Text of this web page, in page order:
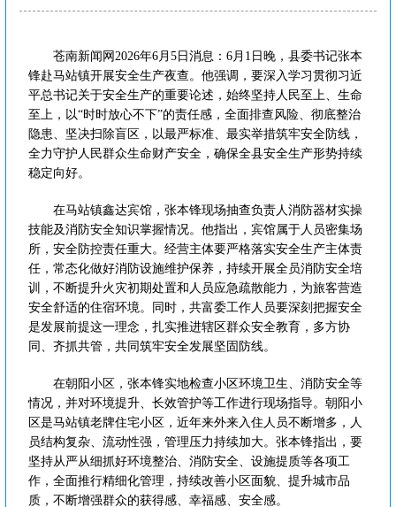
苍南新闻网2026年6月5日消息：6月1日晚，县委书记张本
锋赴马站镇开展安全生产夜查。他强调，要深入学习贯彻习近
平总书记关于安全生产的重要论述，始终坚持人民至上、生命
至上，以“时时放心不下”的责任感，全面排查风险、彻底整治
隐患、坚决扫除盲区，以最严标准、最实举措筑牢安全防线，
全力守护人民群众生命财产安全，确保全县安全生产形势持续
稳定向好。
在马站镇鑫达宾馆，张本锋现场抽查负责人消防器材实操
技能及消防安全知识掌握情况。他指出，宾馆属于人员密集场
所，安全防控责任重大。经营主体要严格落实安全生产主体责
任，常态化做好消防设施维护保养，持续开展全员消防安全培
训，不断提升火灾初期处置和人员应急疏散能力，为旅客营造
安全舒适的住宿环境。同时，共富委工作人员要深刻把握安全
是发展前提这一理念，扎实推进辖区群众安全教育，多方协
同、齐抓共管，共同筑牢安全发展坚固防线。
在朝阳小区，张本锋实地检查小区环境卫生、消防安全等
情况，并对环境提升、长效管护等工作进行现场指导。朝阳小
区是马站镇老牌住宅小区，近年来外来入住人员不断增多，人
员结构复杂、流动性强，管理压力持续加大。张本锋指出，要
坚持从严从细抓好环境整治、消防安全、设施提质等各项工
作，全面推行精细化管理，持续改善小区面貌、提升城市品
质，不断增强群众的获得感、幸福感、安全感。